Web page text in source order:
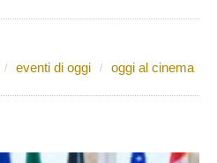
eventi di oggi oggi al cinema